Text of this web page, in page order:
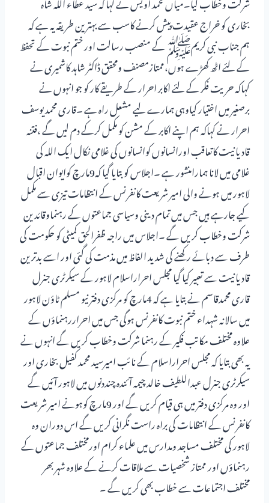
بخاری کو خراج عقیدت پیش کرنے کاسب سے بہترین طریقہ یہ ہے کہ
ہم جناب نبی کریمﷺ کے منصب رسالت اور ختم نبوت کے تحفظ
کے لئے اٹھ کھڑے ہوں،ممتازمصنف ومحقق ڈاکٹر شاہد کاشمیری نے
کہاکہ حریت فکر کے لئے اکابر احرار کے طریقے کار کو جو انہوں نے
برصغیر میں اختیار کیاوہی ہمارے لیے مشعل راہ ہے ۔قاری محمد یوسف
احرار نے کہاکہ ہم اپنے اکابر کے مشن کو مکمل کرکے دم لیں گے ،فتنہ
قادیانیت کاتعاقب اورانسانوں کوانسانوں کی غلامی نکال ایک اللہ کی
غلامی میں لانا ہمارامنشور ہے ۔اجلاس کو بتایا گیا کہ9مارچ کوایوان اقبال
لاہور میں ہونے والی امیر شریعت کانفرنس کے انتظامات تیزی سے مکمل
کیے جارہے ہیں جس میں تمام دینی وسیاسی جماعتوں کے رہنماوقائدین
شرکت وخطاب کریں گے ۔اجلاس میں راجہ ظفرالحق کمیٹی کو حکومت کی
طرف سے دبائے رکھنے کی شدید الفاظ میں مذمت کی گئی اور اسے بدترین
قادیانیت سے تعبیر کیا گیا مجلس احراراسلام لاہور کے سیکرٹری جنرل
قاری محمدقاسم نے بتایا ہے کہ 4مارچ کو مرکزی دفتر نیو مسلم ٹاؤن لاہور
میں سالانہ شہداء ختم نبوت کانفرنس ہوگی جس میں احراررہنماؤں کے
علاوہ مختلف مکاتب فکیر کے رہنما شرکت وخطاب کریں گے انہوں نے
یہ بھی بتایا کہ مجلس احراراسلام کے نائب امیرسید محمد کفیل بخاری اور
سیکرٹری جنرل عبداللطیف خالد چیمہ آئندہ چنددنوں میں لاہور آئیں گے
اور وہ مرکزی دفتر میں ہی قیام کریں گے اور 9مارچ کوہونے امیر شریعت
کانفرنس کے انتظامات کی براہ راست نگرانی کریں گے اس دوران وہ
لاہور کی مختلف مساجد ومدارس میں علماء کرام اورمختلف جماعتوں کے
رہنماؤں اور ممتاز شخصیات سے ملاقات کرنے کے علاوہ شہر بھر
مختلف اجتماعات سے خطاب بھی کریں گے ۔